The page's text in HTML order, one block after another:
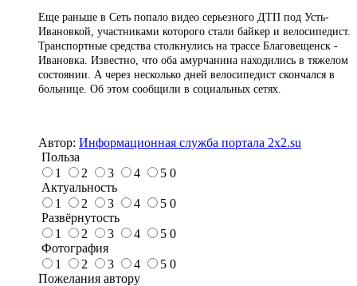
Еще раньше в Сеть попало видео серьезного ДТП под Усть-
Ивановкой, участниками которого стали байкер и велосипедист.
Транспортные средства столкнулись на трассе Благовещенск -
Ивановка. Известно, что оба амурчанина находились в тяжелом
состоянии. А через несколько дней велосипедист скончался в
больнице. Об этом сообщили в социальных сетях.
Автор: Информационная служба портала 2x2.su
Польза
1
2 3 4 5 0
Актуальность
1
2 3 4 5 0
Развёрнутость
1
2 3 4 5 0
Фотография
1
2 3 4 5 0
Пожелания автору